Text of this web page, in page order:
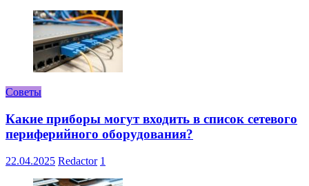
Советы
Какие приборы могут входить в список сетевого
периферийного оборудования?
22.04.2025 Redactor 1